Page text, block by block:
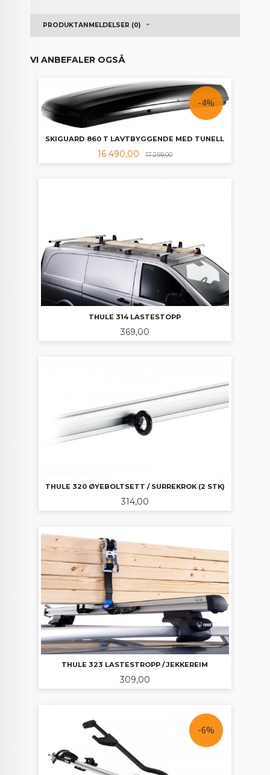
PRODUKTANMELDELSER (0)
VI ANBEFALER OGSÅ
SKIGUARD 860 T LAVTBYGGENDE MED TUNELL
Tilbud
16 490,00 17 259,00Rabatt
-4%
THULE 314 LASTESTOPP
Pris
369,00
THULE 320 ØYEBOLTSETT / SURREKROK (2 STK)
Pris
314,00
THULE 323 LASTESTROPP / JEKKEREIM
Pris
309,00
-6%